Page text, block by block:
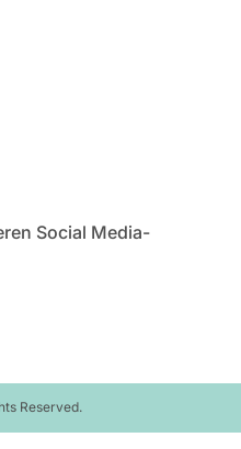
Social Media-
Reserved.